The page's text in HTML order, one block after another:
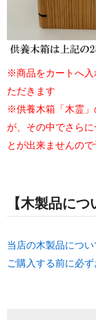
※商品をカートへ入
ただきます
※供養木箱「木霊」
が、その中でさら
とが出来ませんので
【木製品につ
当店の木製品につい
ご購入する前に必